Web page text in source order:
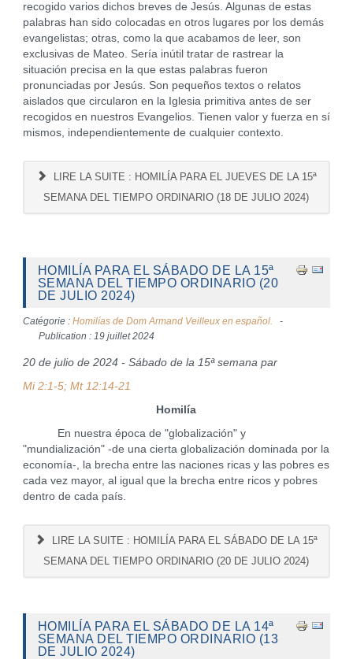
recogido varios dichos breves de Jesús. Algunas de estas
palabras han sido colocadas en otros lugares por los demás
evangelistas; otras, como la que acabamos de leer, son
exclusivas de Mateo. Sería inútil tratar de rastrear la
situación precisa en la que estas palabras fueron
pronunciadas por Jesús. Son pequeños textos o relatos
aislados que circularon en la Iglesia primitiva antes de ser
recogidos en nuestros Evangelios. Tienen valor y fuerza en sí
mismos, independientemente de cualquier contexto.
LIRE LA SUITE : HOMILÍA PARA EL JUEVES DE LA 15ª
SEMANA DEL TIEMPO ORDINARIO (18 DE JULIO 2024)
HOMILÍA PARA EL SÁBADO DE LA 15ª
SEMANA DEL TIEMPO ORDINARIO (20
DE JULIO 2024)
Catégorie : Homilías de Dom Armand Veilleux en español.
Publication : 19 juillet 2024
20 de julio de 2024 - Sábado de la 15ª semana par
Mi 2:1-5; Mt 12:14-21
Homilía
En nuestra época de "globalización" y
"mundialización" -de una cierta globalización dominada por la
economía-, la brecha entre las naciones ricas y las pobres es
cada vez mayor, al igual que la brecha entre ricos y pobres
dentro de cada país.
LIRE LA SUITE : HOMILÍA PARA EL SÁBADO DE LA 15ª
SEMANA DEL TIEMPO ORDINARIO (20 DE JULIO 2024)
HOMILÍA PARA EL SÁBADO DE LA 14ª
SEMANA DEL TIEMPO ORDINARIO (13
DE JULIO 2024)